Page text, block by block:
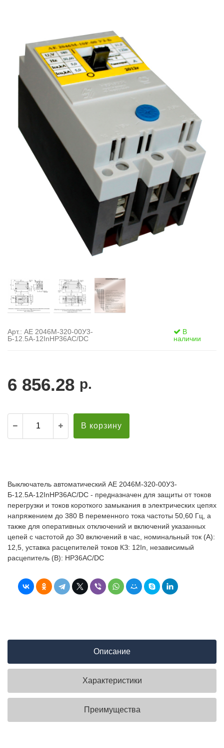
Стремянки с
Стремянки с
опорой
Ширмы
РЗА (шторы)
Штендеры
Щиты
диэлектрические
Арт.: АЕ 2046М-320-00У3-
Б-12.5А-12InНР36AC/DC
В
наличии
6 856.28 р.
В корзину
Выключатель автоматический АЕ 2046М-320-00У3-
Б-12.5А-12InНР36AC/DC - предназначен для защиты от токов
перегрузки и токов короткого замыкания в электрических цепях
напряжением до 380 В переменного тока частоты 50,60 Гц, а
также для оперативных отключений и включений указанных
цепей с частотой до 30 включений в час, номинальный ток (А):
12,5, уставка расцепителей токов КЗ: 12In, независимый
расцепитель (В): НР36AC/DC
Описание
Характеристики
Преимущества